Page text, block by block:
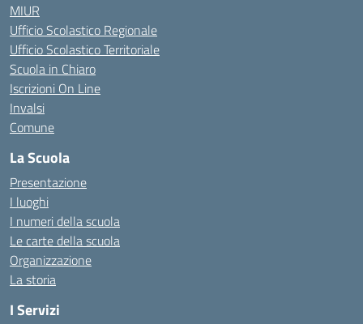
MIUR
Ufficio Scolastico Regionale
Ufficio Scolastico Territoriale
Scuola in Chiaro
Iscrizioni On Line
Invalsi
Comune
La Scuola
Presentazione
I luoghi
I numeri della scuola
Le carte della scuola
Organizzazione
La storia
I Servizi